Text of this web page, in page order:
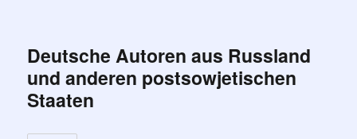
Deutsche Autoren aus Russland
und anderen postsowjetischen
Staaten